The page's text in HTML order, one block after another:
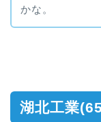
かな。
湖北工業